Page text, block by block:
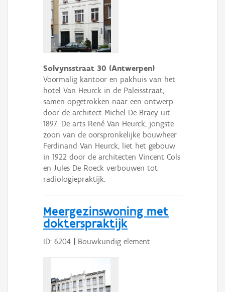
Solvynsstraat 30 (Antwerpen)
Voormalig kantoor en pakhuis van het
hotel Van Heurck in de Paleisstraat,
samen opgetrokken naar een ontwerp
door de architect Michel De Braey uit
1897. De arts René Van Heurck, jongste
zoon van de oorspronkelijke bouwheer
Ferdinand Van Heurck, liet het gebouw
in 1922 door de architecten Vincent Cols
en Jules De Roeck verbouwen tot
radiologiepraktijk.
Meergezinswoning met
dokterspraktijk
ID: 6204 | Bouwkundig element